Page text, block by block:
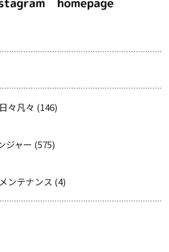
々凡々 (146)
ジャー (575)
ンテナンス (4)